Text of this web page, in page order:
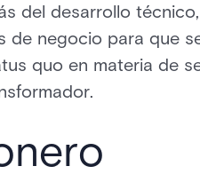
del desarrollo
de negocio para que
quo en materia de